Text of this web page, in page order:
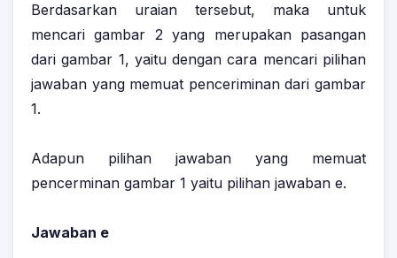
Berdasarkan uraian tersebut, maka untuk
mencari gambar 2 yang merupakan pasangan
dari gambar 1, yaitu dengan cara mencari pilihan
jawaban yang memuat penceriminan dari gambar
1.
Adapun pilihan jawaban yang memuat
pencerminan gambar 1 yaitu pilihan jawaban e.
Jawaban e